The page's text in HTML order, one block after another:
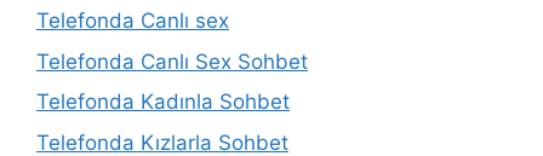
Telefonda Canlı sex
Telefonda Canlı Sex Sohbet
Telefonda Kadınla Sohbet
Telefonda Kızlarla Sohbet